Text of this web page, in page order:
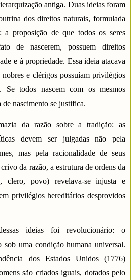
antiga. Duas ideias foram
dos direitos naturais, formulada
a proposição de que todos os seres
de nascerem, possuem direitos
e à propriedade. Essa ideia atacava
e clérigos possuíam privilégios
Se todos nascem com os mesmos
nascimento se justifica.
da razão sobre a tradição: as
devem ser julgadas não pela
mas pela racionalidade de seus
da razão, a estrutura de ordens da
clero, povo) revelava-se injusta e
privilégios hereditários desprovidos
ideias foi revolucionário: o
uma condição humana universal.
dos Estados Unidos (1776)
são criados iguais, dotados pelo